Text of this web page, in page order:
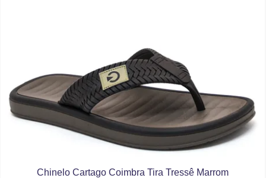
Chinelo Cartago Coimbra Tira Tressê Marrom